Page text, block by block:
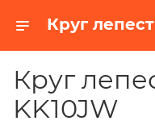
Круг
KK10JW